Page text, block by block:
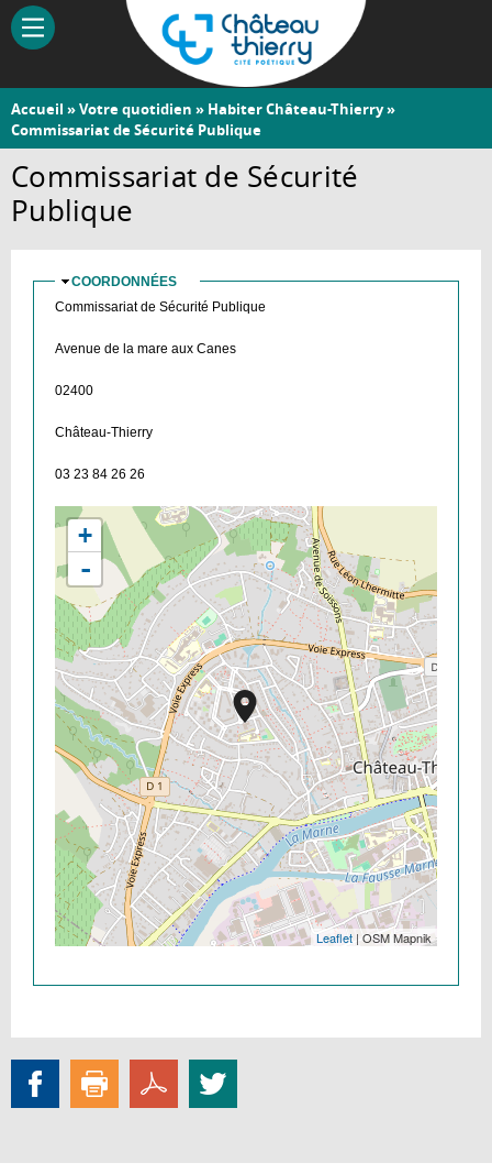
Aller
contenu
Château-
Thierry
Vous
êtes
ici
Accueil »Votre quotidien » Habiter Château-Thierry»
Commissariat de Sécurité Publique
Commissariat de Sécurité
Publique
MASQUER
COORDONNÉES
Commissariat de Sécurité Publique
Avenue de la mare aux Canes
02400
Château-Thierry
03 23 84 26 26
+
-
Leaflet| OSM Mapnik